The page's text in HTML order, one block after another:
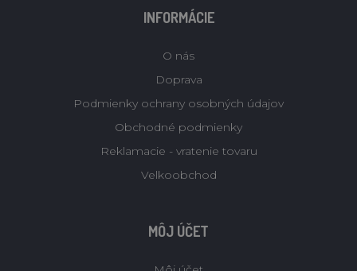
INFORMÁCIE
O nás
Doprava
Podmienky ochrany osobných údajov
Obchodné podmienky
Reklamacie - vratenie tovaru
Velkoobchod
MÔJ ÚČET